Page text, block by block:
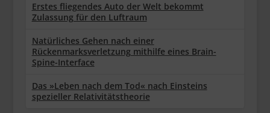
Erstes fliegendes Auto der Welt bekommt
Zulassung für den Luftraum
Natürliches Gehen nach einer
Rückenmarksverletzung mithilfe eines Brain-
Spine-Interface
Das »Leben nach dem Tod« nach Einsteins
spezieller Relativitätstheorie